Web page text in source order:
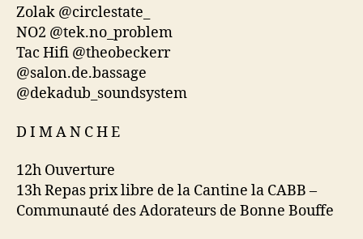
Zolak @circlestate_
NO2 @tek.no_problem
Tac Hifi @theobeckerr
@salon.de.bassage
@dekadub_soundsystem
D I M A N C H E
12h Ouverture
13h Repas prix libre de la Cantine la CABB –
Communauté des Adorateurs de Bonne Bouffe